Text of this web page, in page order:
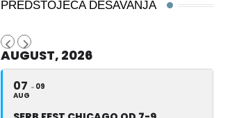
PREDSTOJEĆA DEŠAVANJA
AUGUST, 2026
07
AUG
09